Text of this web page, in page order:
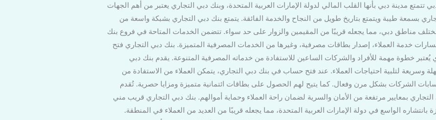
تتمتع مدينة دبي بأنها القلب المالي لدولة الإمارات العربية المتحدة، وبنك دبي التجاري يعتبر من أهم الجهات
بسمعة طيبة ويتمتع بتاريخ طويل من النجاح والخدمة الفائقة. يتمتع بنك دبي التجاري بشبكة واسعة من
مختلف مناطق دبي، مما يجعله قريبًا من المقيمين والزوار على حد سواء. تتضمن الخدمات المتاحة في فروع بنك
خدمة العملاء، إصدار بطاقات مصرفية، وغيرها من الخدمات المصرفية المتميزة. بنك دبي التجاري فتح
خطوة مهمة للأفراد والشركات الساعين للاستفادة من خدماته المصرفية المتنوعة. يقدم بنك دبي
وسريعة لتلبية احتياجات العملاء. عند فتح حساب في بنك دبي التجاري، يتمكن العملاء من الاستفادة من
الشركات بشكل مرن وفعال. كما يتيح لهم الحصول على بطاقات ائتمانية متميزة ومزايا حصرية. تُقدم
بمعايير مرتفعة من الأمان والسرية لضمان راحة العملاء وحماية أموالهم. بنك دبي التجاري قريب مني
بانتشاره الواسع في دولة الإمارات العربية المتحدة، مما يجعله قريبًا من العديد من العملاء في المنطقة.